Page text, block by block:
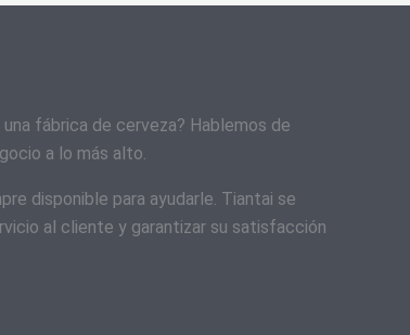
fábrica de cerveza? Hablemos de
a lo más alto.
disponible para ayudarle. Tiantai se
al cliente y garantizar su satisfacción